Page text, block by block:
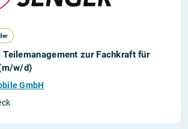
zur Fachkraft für
w/d)
GmbH